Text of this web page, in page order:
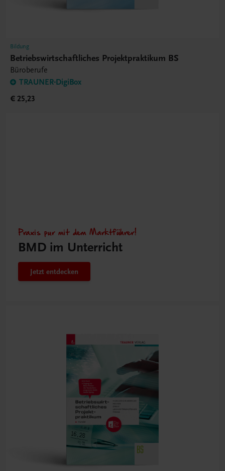
Bildung
Betriebswirtschaftliches Projektpraktikum BS
Büroberufe
TRAUNER-DigiBox
€ 25,23
Praxis pur mit dem Marktführer!
BMD im Unterricht
Jetzt entdecken